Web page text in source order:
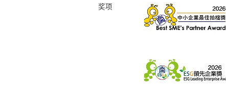
奖项